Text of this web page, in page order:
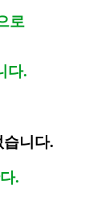
로
다.
니다.
.